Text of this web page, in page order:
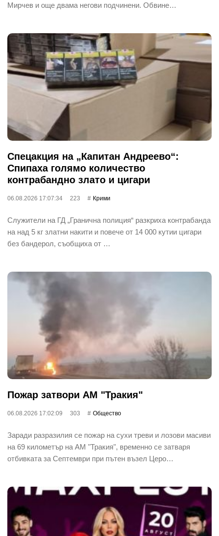
Мирчев и още двама негови подчинени. Обвине…
Спецакция на „Капитан Андреево“:
Спипаха голямо количество
контрабандно злато и цигари
06.08.2026 17:07:34 223 Крими
Служители на ГД „Гранична полиция“ разкриха контрабанда
на над 5 кг златни накити и повече от 14 000 кутии цигари
без бандерол, съобщиха от …
Пожар затвори АМ "Тракия"
06.08.2026 17:02:09 303 Общество
Заради разразилия се пожар на сухи треви и лозови масиви
на 69 километър на АМ "Тракия", временно се затваря
отбивката за Септември при пътен възел Церо…